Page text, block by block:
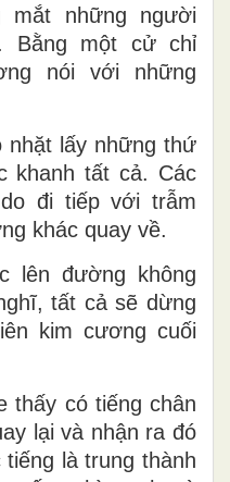
mắt những người
Bằng một cử chỉ
nói với những
nhặt lấy những thứ
khanh tất cả. Các
đi tiếp với trẫm
khác quay về.
lên đường không
tất cả sẽ dừng
kim cương cuối
thấy có tiếng chân
lại và nhận ra đó
là trung thành